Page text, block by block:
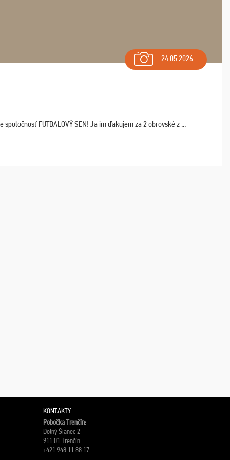
24.05.2026
FUTBALOVÝ SEN! Ja im ďakujem za 2 obrovské z ...
KONTAKTY
Pobočka Trenčín:
Dolný Šianec 2
911 01 Trenčín
+421 948 11 88 17